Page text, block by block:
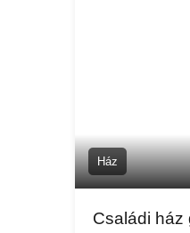
Ház
Családi ház